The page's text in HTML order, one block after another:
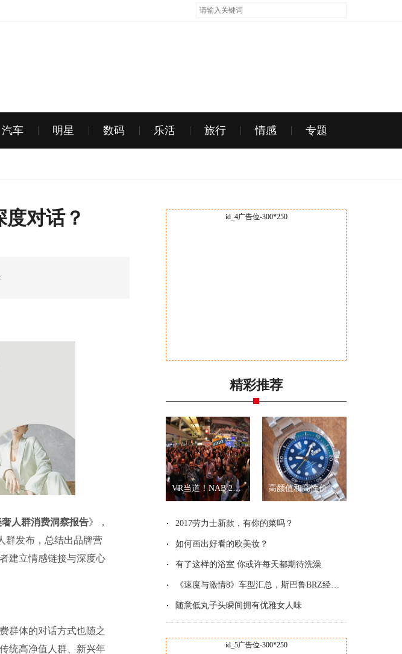
汽车 明星 数码 乐活 旅行 情感 专题
对话？
人群消费洞察报告》，
群发布，总结出品牌营
建立情感链接与深度心
群体的对话方式也随之
统高净值人群、新兴年
id_4广告位-300*250
精彩推荐
VR当道！NAB 2017展会全景拍摄新品一览 高颜值和高性价比？就是精工“乌龟”和“武士”
2017劳力士新款，有你的菜吗？
如何画出好看的欧美妆？
有了这样的浴室 你或许每天都期待洗澡
《速度与激情8》车型汇总，斯巴鲁BRZ经典改
随意低丸子头瞬间拥有优雅女人味
id_5广告位-300*250